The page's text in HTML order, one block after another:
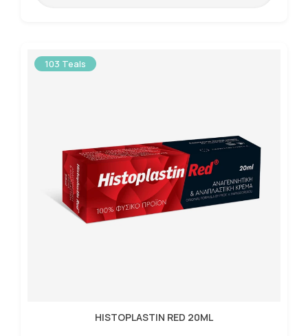
103 Teals
HISTOPLASTIN RED 20ML